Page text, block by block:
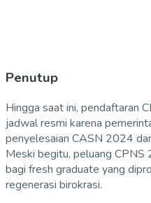
Penutup
Hingga saat ini, pendaftaran
jadwal resmi karena
penyelesaian CASN 2024
Meski begitu, peluang
bagi fresh graduate yang
regenerasi birokrasi.